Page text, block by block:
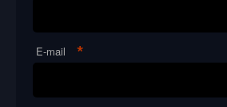
E-mail *